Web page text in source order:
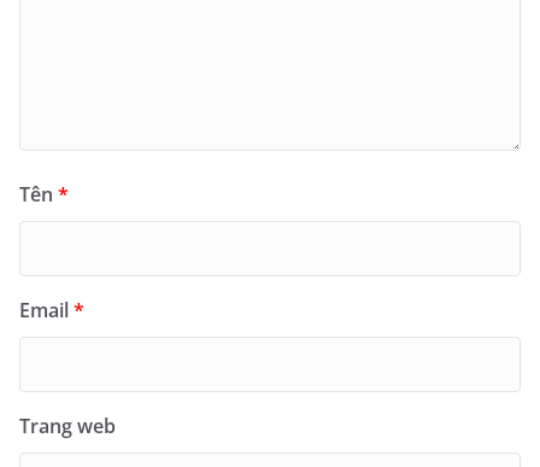
Tên *
Email*
Trang web